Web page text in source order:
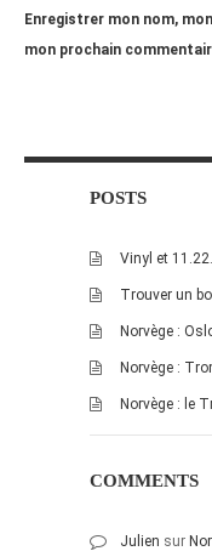
Enregistrer mon nom,
mon prochain
POSTS
Vinyl et
Trouver un
Norvège :
Norvège :
Norvège : le
COMMENTS
Julien sur